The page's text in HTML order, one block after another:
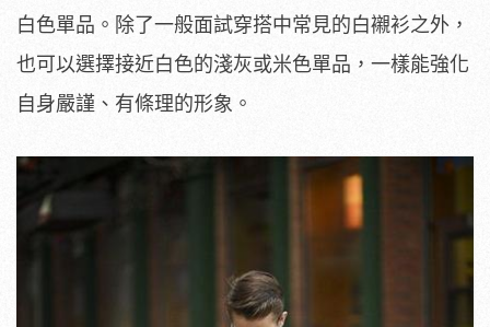
白色單品。除了一般面試穿搭中常見的白襯衫之外，
也可以選擇接近白色的淺灰或米色單品，一樣能強化
自身嚴謹、有條理的形象。